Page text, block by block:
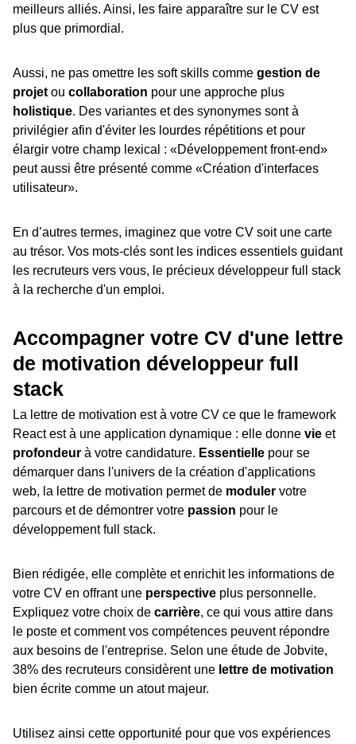
meilleurs alliés. Ainsi, les faire apparaître sur le CV est
plus que primordial.
Aussi, ne pas omettre les soft skills comme gestion de
projet ou collaboration pour une approche plus
holistique. Des variantes et des synonymes sont à
privilégier afin d'éviter les lourdes répétitions et pour
élargir votre champ lexical : «Développement front-end»
peut aussi être présenté comme «Création d'interfaces
utilisateur».
En d’autres termes, imaginez que votre CV soit une carte
au trésor. Vos mots-clés sont les indices essentiels guidant
les recruteurs vers vous, le précieux développeur full stack
à la recherche d'un emploi.
Accompagner votre CV d'une lettre
de motivation développeur full
stack
La lettre de motivation est à votre CV ce que le framework
React est à une application dynamique : elle donne vie et
profondeur à votre candidature. Essentielle pour se
démarquer dans l'univers de la création d'applications
web, la lettre de motivation permet de moduler votre
parcours et de démontrer votre passion pour le
développement full stack.
Bien rédigée, elle complète et enrichit les informations de
votre CV en offrant une perspective plus personnelle.
Expliquez votre choix de carrière, ce qui vous attire dans
le poste et comment vos compétences peuvent répondre
aux besoins de l'entreprise. Selon une étude de Jobvite,
38% des recruteurs considèrent une lettre de motivation
bien écrite comme un atout majeur.
Utilisez ainsi cette opportunité pour que vos expériences